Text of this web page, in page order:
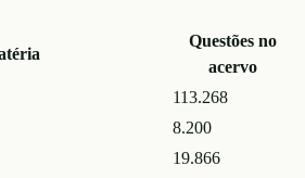
Questões no
acervo
113.268
8.200
19.866